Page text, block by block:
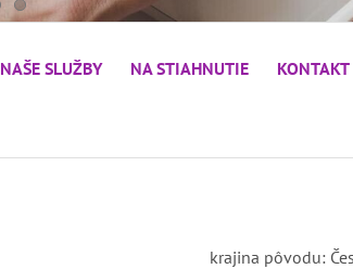
NAŠE SLUŽBY NA STIAHNUTIE KONTAKT
krajina pôvodu: